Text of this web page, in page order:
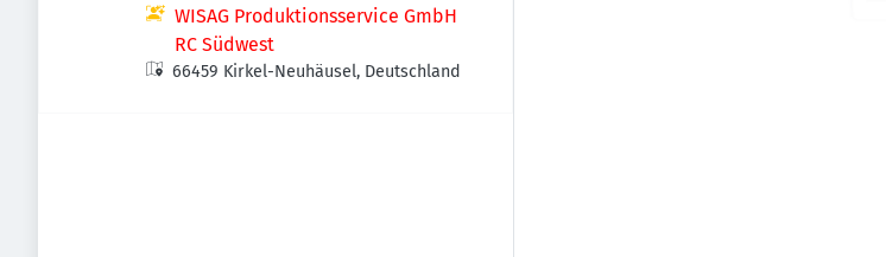
WISAG Produktionsservice GmbH
RC Südwest
66459 Kirkel-Neuhäusel, Deutschland